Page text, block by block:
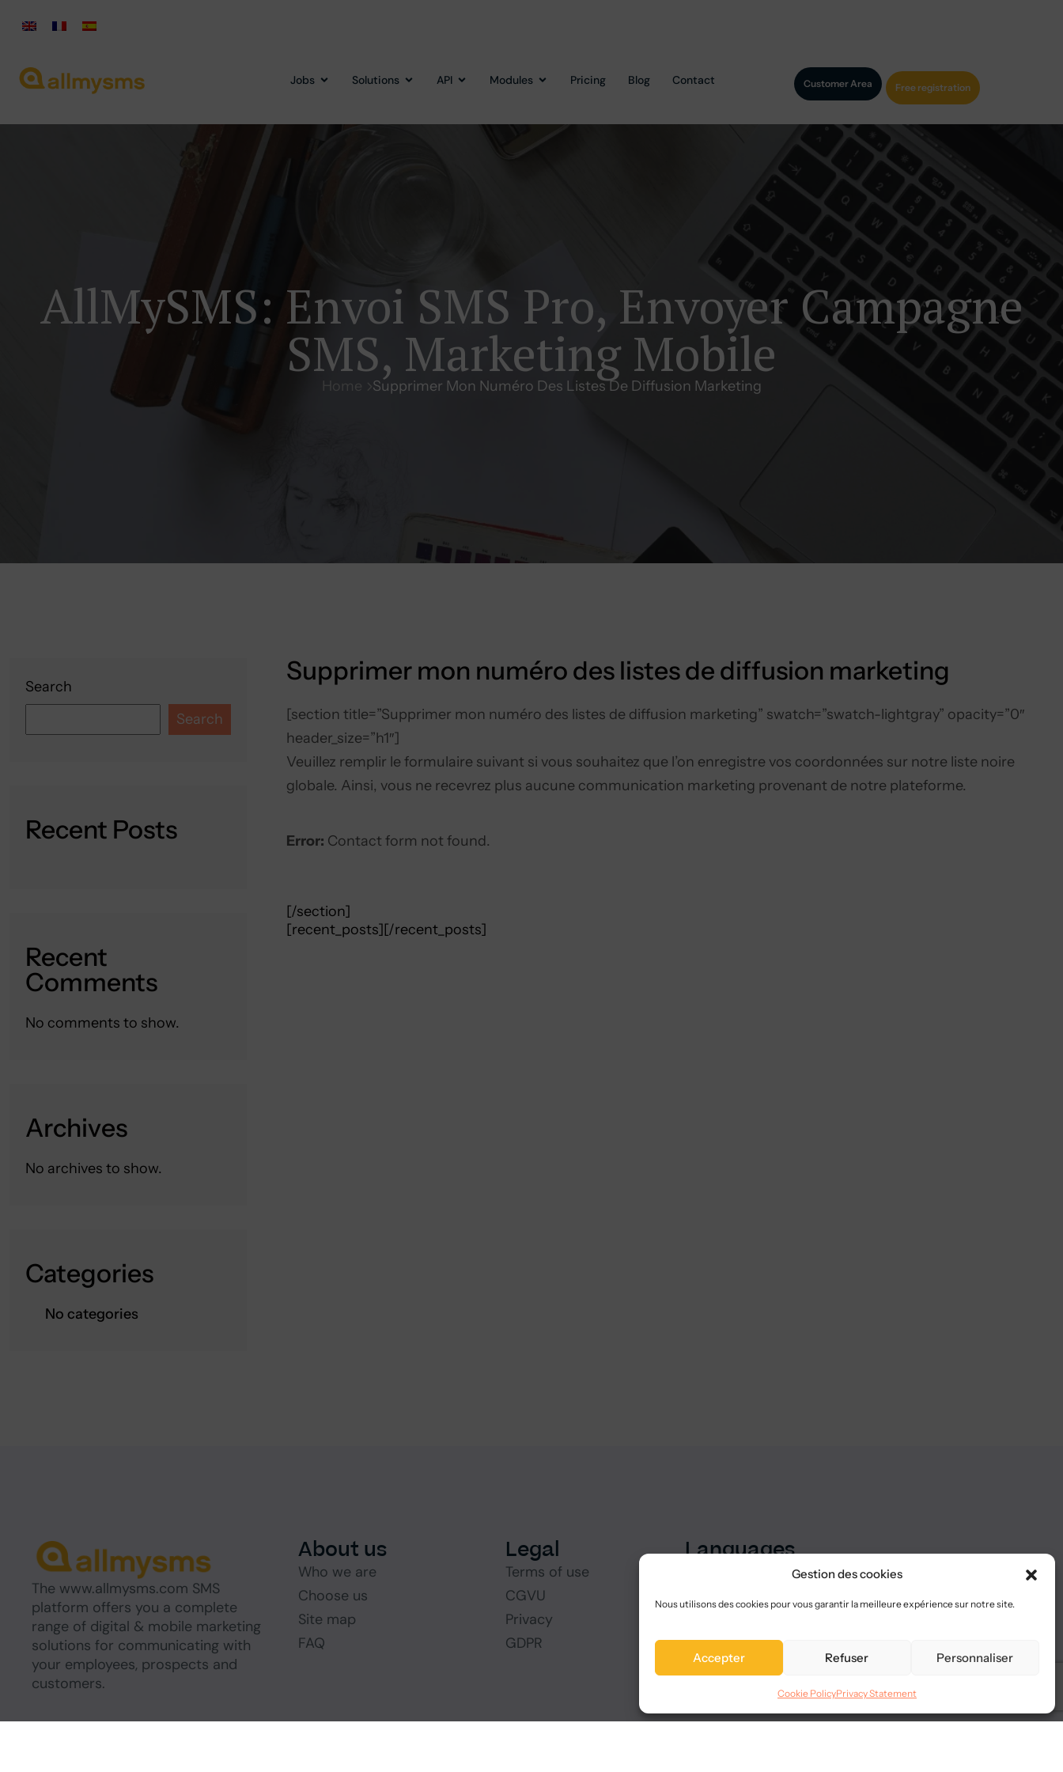
Gestion des cookies
Nous utilisons des cookies pour vous garantir la meilleure expérience sur notre site.
Accepter Refuser Personnaliser
Cookie PolicyPrivacy Statement
Jobs Solutions API Modules Pricing Blog Contact Customer Area Free registration
AllMySMS: Envoi SMS Pro, Envoyer Campagne
SMS, Marketing Mobile
Home Supprimer Mon Numéro Des Listes De Diffusion Marketing
Search
Search
Recent Posts
Recent
Comments
No comments to show.
Archives
No archives to show.
Categories
No categories
Supprimer mon numéro des listes de diffusion marketing
[section title=”Supprimer mon numéro des listes de diffusion marketing” swatch=”swatch-lightgray” opacity=”0″
header_size=”h1″]
Veuillez remplir le formulaire suivant si vous souhaitez que l’on enregistre vos coordonnées sur notre liste noire
globale. Ainsi, vous ne recevrez plus aucune communication marketing provenant de notre plateforme.
Error: Contact form not found.
[/section]
[recent_posts][/recent_posts]
The www.allmysms.com SMS
platform offers you a complete
range of digital & mobile marketing
solutions for communicating with
your employees, prospects and
customers.
About us
Who we are
Choose us
Site map
FAQ
Legal
Terms of use
CGVU
Privacy
GDPR
Languages